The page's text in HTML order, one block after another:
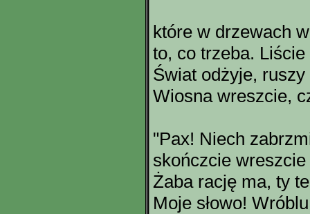
które w drzewach
to, co trzeba.
Świat odżyje, ruszy
Wiosna wreszcie,
"Pax! Niech
skończcie wreszcie
Żaba rację ma, ty
Moje słowo!